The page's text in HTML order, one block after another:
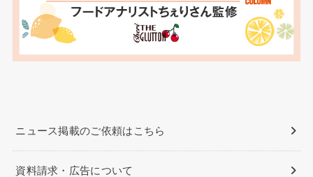
ニュース掲載のご依頼はこちら
資料請求・広告について